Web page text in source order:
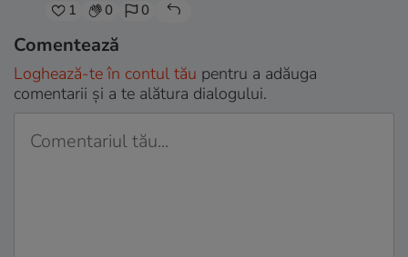
1 0 0
Comentează
Loghează-te în contul tău pentru a adăuga
comentarii și a te alătura dialogului.